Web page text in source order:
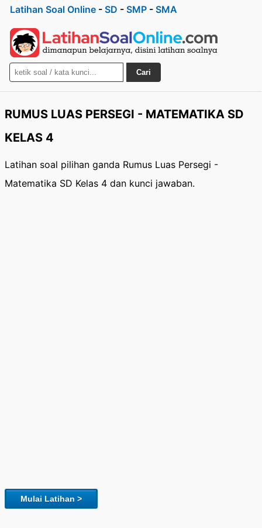
Latihan Soal Online - SD - SMP - SMA
Cari
RUMUS LUAS PERSEGI - MATEMATIKA SD
KELAS 4
Latihan soal pilihan ganda Rumus Luas Persegi -
Matematika SD Kelas 4 dan kunci jawaban.
Mulai Latihan >